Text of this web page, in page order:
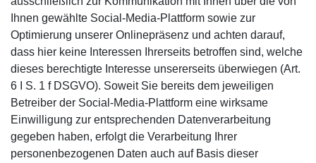
Ihnen gewählte Social-Media-Plattform sowie zur
Optimierung unserer Onlinepräsenz und achten darauf,
dass hier keine Interessen Ihrerseits betroffen sind, welche
dieses berechtigte Interesse unsererseits überwiegen (Art.
6 I S. 1 f DSGVO). Soweit Sie bereits dem jeweiligen
Betreiber der Social-Media-Plattform eine wirksame
Einwilligung zur entsprechenden Datenverarbeitung
gegeben haben, erfolgt die Verarbeitung Ihrer
personenbezogenen Daten auch auf Basis dieser